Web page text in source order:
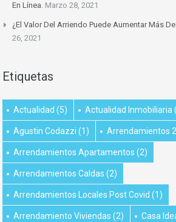
En Línea. Marzo 28, 2021
¿El Valor Del Arriendo Puede Aumentar Más
26, 2021
Etiquetas
Actualidad (5) Actualidad Inmobiliaria
Agustin Codazzi (1) Arrendamientos
Arrendamientos Apartamentos (2)
Arrendamientos Caldas (2)
Arrendamientos Locales Post Covid (1)
Arrendamiento Viviendas (2) Casa